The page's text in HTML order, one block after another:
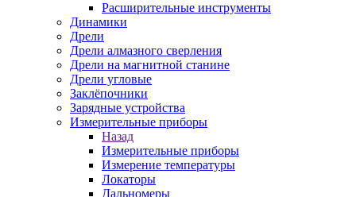
Расширительные инструменты
Динамики
Дрели
Дрели алмазного сверления
Дрели на магнитной станине
Дрели угловые
Заклёпочники
Зарядные устройства
Измерительные приборы
Назад
Измерительные приборы
Измерение температуры
Локаторы
Дальномеры